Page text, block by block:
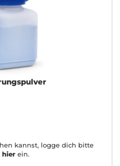
kannst, logge dich bitte
hier ein.